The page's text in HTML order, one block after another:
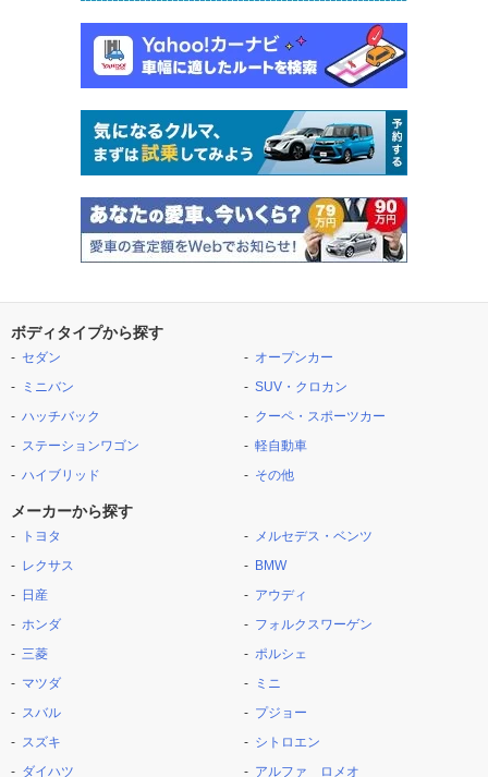
ボディタイプから探す
セダン
ミニバン
ハッチバック
ステーションワゴン
ハイブリッド
オープンカー
SUV・クロカン
クーペ・スポーツカー
軽自動車
その他
メーカーから探す
トヨタ
レクサス
日産
ホンダ
三菱
マツダ
スバル
スズキ
ダイハツ
メルセデス・ベンツ
BMW
アウディ
フォルクスワーゲン
ポルシェ
ミニ
プジョー
シトロエン
アルファ ロメオ